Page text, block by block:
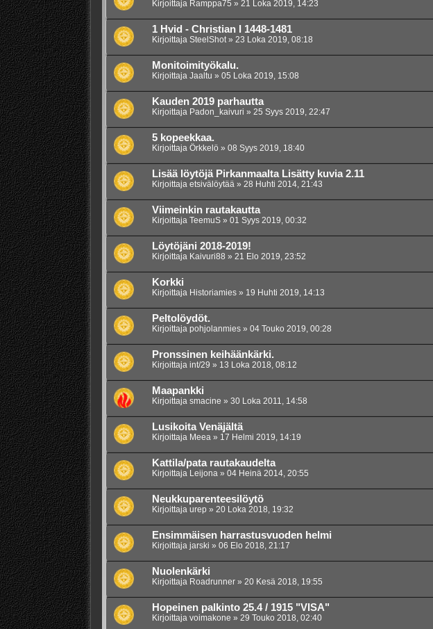
Kirjoittaja Ramppa75 » 21 Loka 2019, 14:23
1 Hvid - Christian I 1448-1481
Kirjoittaja SteelShot» 23 Loka 2019, 08:18
Monitoimityökalu.
Kirjoittaja Jaaltu » 05 Loka 2019, 15:08
Kauden 2019 parhautta
Kirjoittaja Padon_kaivuri » 25 Syys 2019, 22:47
5 kopeekkaa.
Kirjoittaja Örkkelö » 08 Syys 2019, 18:40
Lisää löytöjä Pirkanmaalta Lisätty kuvia 2.11
Kirjoittaja etsivälöytää» 28 Huhti 2014, 21:43
Viimeinkin rautakautta
Kirjoittaja TeemuS» 01 Syys 2019, 00:32
Löytöjäni 2018-2019!
Kirjoittaja Kaivuri88 » 21 Elo 2019, 23:52
Korkki
Kirjoittaja Historiamies» 19 Huhti 2019, 14:13
Peltolöydöt.
Kirjoittaja pohjolanmies» 04 Touko 2019, 00:28
Pronssinen keihäänkärki.
Kirjoittaja int/29 » 13 Loka 2018, 08:12
Maapankki
Kirjoittaja smacine » 30 Loka 2011, 14:58
Lusikoita Venäjältä
Kirjoittaja Meea» 17 Helmi 2019, 14:19
Kattila/pata rautakaudelta
Kirjoittaja Leijona» 04 Heinä 2014, 20:55
Neukkuparenteesilöytö
Kirjoittaja urep » 20 Loka 2018, 19:32
Ensimmäisen harrastusvuoden helmi
Kirjoittaja jarski » 06 Elo 2018, 21:17
Nuolenkärki
Kirjoittaja Roadrunner» 20 Kesä 2018, 19:55
Hopeinen palkinto 25.4 / 1915 "VISA"
Kirjoittaja voimakone » 29 Touko 2018, 02:40